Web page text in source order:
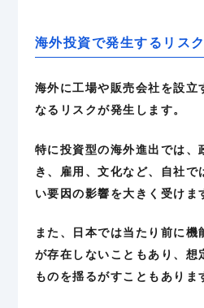
海外投資で発生するリスク
海外に工場や販売会社を設立
なるリスクが発生します。
特に投資型の海外進出では、
き、雇用、文化など、自社で
い要因の影響を大きく受けま
また、日本では当たり前に
が存在しないこともあり、想
ものを揺るがすこともありま